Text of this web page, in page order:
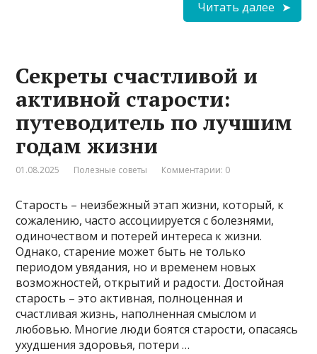
Читать далее
Секреты счастливой и
активной старости:
путеводитель по лучшим
годам жизни
01.08.2025 Полезные советы Комментарии: 0
Старость – неизбежный этап жизни, который, к
сожалению, часто ассоциируется с болезнями,
одиночеством и потерей интереса к жизни.
Однако, старение может быть не только
периодом увядания, но и временем новых
возможностей, открытий и радости. Достойная
старость – это активная, полноценная и
счастливая жизнь, наполненная смыслом и
любовью. Многие люди боятся старости, опасаясь
ухудшения здоровья, потери …